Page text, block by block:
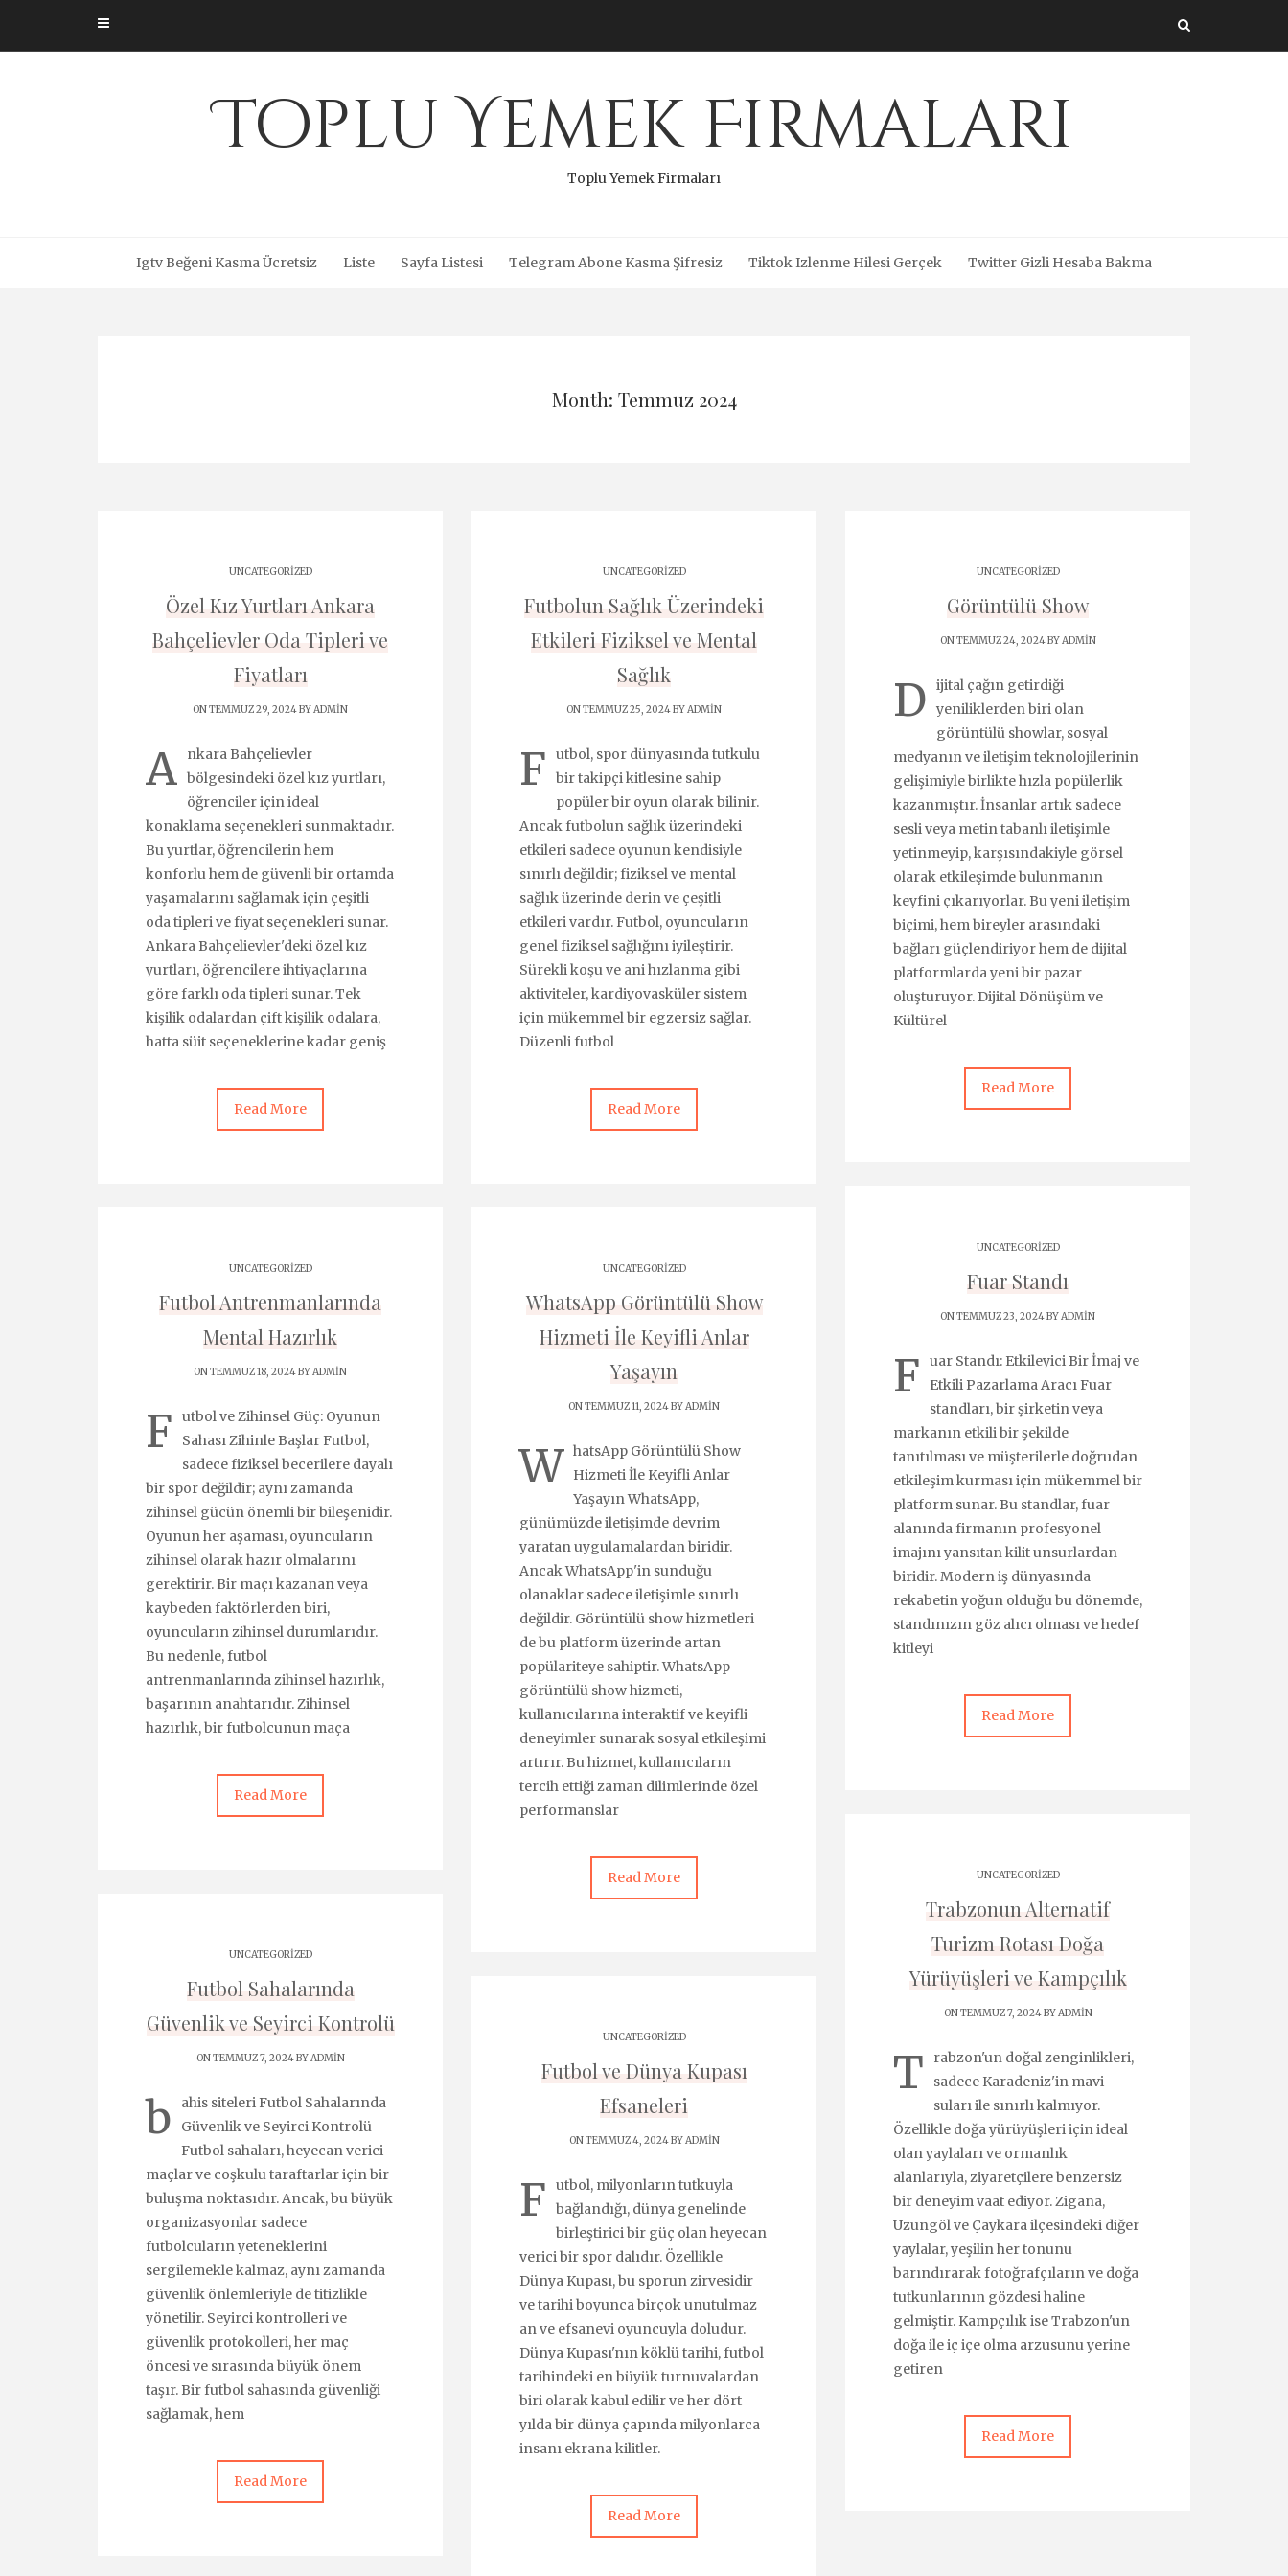
content
Toplu Yemek Firmaları
Toplu Yemek Firmaları
Igtv Beğeni Kasma Ücretsiz Liste Sayfa Listesi Telegram Abone Kasma Şifresiz Tiktok Izlenme Hilesi Gerçek Twitter Gizli Hesaba Bakma
Month: Temmuz 2024
UNCATEGORIZED
Özel Kız Yurtları Ankara
Bahçelievler Oda Tipleri ve
Fiyatları
ON TEMMUZ 29, 2024 BYADMIN
A
nkara Bahçelievler
bölgesindeki özel kız yurtları,
öğrenciler için ideal
konaklama seçenekleri sunmaktadır.
Bu yurtlar, öğrencilerin hem
konforlu hem de güvenli bir ortamda
yaşamalarını sağlamak için çeşitli
oda tipleri ve fiyat seçenekleri sunar.
Ankara Bahçelievler'deki özel kız
yurtları, öğrencilere ihtiyaçlarına
göre farklı oda tipleri sunar. Tek
kişilik odalardan çift kişilik odalara,
hatta süit seçeneklerine kadar geniş
Read More
UNCATEGORIZED
Futbolun Sağlık Üzerindeki
Etkileri Fiziksel ve Mental
Sağlık
ON TEMMUZ 25, 2024 BYADMIN
F
utbol, spor dünyasında tutkulu
bir takipçi kitlesine sahip
popüler bir oyun olarak bilinir.
Ancak futbolun sağlık üzerindeki
etkileri sadece oyunun kendisiyle
sınırlı değildir; fiziksel ve mental
sağlık üzerinde derin ve çeşitli
etkileri vardır. Futbol, oyuncuların
genel fiziksel sağlığını iyileştirir.
Sürekli koşu ve ani hızlanma gibi
aktiviteler, kardiyovasküler sistem
için mükemmel bir egzersiz sağlar.
Düzenli futbol
Read More
UNCATEGORIZED
Görüntülü Show
ON TEMMUZ 24, 2024 BYADMIN
D
ijital çağın getirdiği
yeniliklerden biri olan
görüntülü showlar, sosyal
medyanın ve iletişim teknolojilerinin
gelişimiyle birlikte hızla popülerlik
kazanmıştır. İnsanlar artık sadece
sesli veya metin tabanlı iletişimle
yetinmeyip, karşısındakiyle görsel
olarak etkileşimde bulunmanın
keyfini çıkarıyorlar. Bu yeni iletişim
biçimi, hem bireyler arasındaki
bağları güçlendiriyor hem de dijital
platformlarda yeni bir pazar
oluşturuyor. Dijital Dönüşüm ve
Kültürel
Read More
UNCATEGORIZED
Fuar Standı
ON TEMMUZ 23, 2024 BYADMIN
F
uar Standı: Etkileyici Bir İmaj ve
Etkili Pazarlama Aracı Fuar
standları, bir şirketin veya
markanın etkili bir şekilde
tanıtılması ve müşterilerle doğrudan
etkileşim kurması için mükemmel bir
platform sunar. Bu standlar, fuar
alanında firmanın profesyonel
imajını yansıtan kilit unsurlardan
biridir. Modern iş dünyasında
rekabetin yoğun olduğu bu dönemde,
standınızın göz alıcı olması ve hedef
kitleyi
Read More
UNCATEGORIZED
Futbol Antrenmanlarında
Mental Hazırlık
ON TEMMUZ 18, 2024 BYADMIN
F
utbol ve Zihinsel Güç: Oyunun
Sahası Zihinle Başlar Futbol,
sadece fiziksel becerilere dayalı
bir spor değildir; aynı zamanda
zihinsel gücün önemli bir bileşenidir.
Oyunun her aşaması, oyuncuların
zihinsel olarak hazır olmalarını
gerektirir. Bir maçı kazanan veya
kaybeden faktörlerden biri,
oyuncuların zihinsel durumlarıdır.
Bu nedenle, futbol
antrenmanlarında zihinsel hazırlık,
başarının anahtarıdır. Zihinsel
hazırlık, bir futbolcunun maça
Read More
UNCATEGORIZED
WhatsApp Görüntülü Show
Hizmeti İle Keyifli Anlar
Yaşayın
ON TEMMUZ 11, 2024 BYADMIN
W hatsApp Görüntülü Show
Hizmeti İle Keyifli Anlar
Yaşayın WhatsApp,
günümüzde iletişimde devrim
yaratan uygulamalardan biridir.
Ancak WhatsApp'in sunduğu
olanaklar sadece iletişimle sınırlı
değildir. Görüntülü show hizmetleri
de bu platform üzerinde artan
popülariteye sahiptir. WhatsApp
görüntülü show hizmeti,
kullanıcılarına interaktif ve keyifli
deneyimler sunarak sosyal etkileşimi
artırır. Bu hizmet, kullanıcıların
tercih ettiği zaman dilimlerinde özel
performanslar
Read More UNCATEGORIZED
Trabzonun Alternatif
Turizm Rotası Doğa
Yürüyüşleri ve Kampçılık
ON TEMMUZ 7, 2024 BYADMIN
T
rabzon'un doğal zenginlikleri,
sadece Karadeniz'in mavi
suları ile sınırlı kalmıyor.
Özellikle doğa yürüyüşleri için ideal
olan yaylaları ve ormanlık
alanlarıyla, ziyaretçilere benzersiz
bir deneyim vaat ediyor. Zigana,
Uzungöl ve Çaykara ilçesindeki diğer
yaylalar, yeşilin her tonunu
barındırarak fotoğrafçıların ve doğa
tutkunlarının gözdesi haline
gelmiştir. Kampçılık ise Trabzon'un
doğa ile iç içe olma arzusunu yerine
getiren
Read More
UNCATEGORIZED
Futbol Sahalarında
Güvenlik ve Seyirci Kontrolü
ON TEMMUZ 7, 2024 BYADMIN
b
ahis siteleri Futbol Sahalarında
Güvenlik ve Seyirci Kontrolü
Futbol sahaları, heyecan verici
maçlar ve coşkulu taraftarlar için bir
buluşma noktasıdır. Ancak, bu büyük
organizasyonlar sadece
futbolcuların yeteneklerini
sergilemekle kalmaz, aynı zamanda
güvenlik önlemleriyle de titizlikle
yönetilir. Seyirci kontrolleri ve
güvenlik protokolleri, her maç
öncesi ve sırasında büyük önem
taşır. Bir futbol sahasında güvenliği
sağlamak, hem
Read More
UNCATEGORIZED
Futbol ve Dünya Kupası
Efsaneleri
ON TEMMUZ 4, 2024 BYADMIN
F
utbol, milyonların tutkuyla
bağlandığı, dünya genelinde
birleştirici bir güç olan heyecan
verici bir spor dalıdır. Özellikle
Dünya Kupası, bu sporun zirvesidir
ve tarihi boyunca birçok unutulmaz
an ve efsanevi oyuncuyla doludur.
Dünya Kupası'nın köklü tarihi, futbol
tarihindeki en büyük turnuvalardan
biri olarak kabul edilir ve her dört
yılda bir dünya çapında milyonlarca
insanı ekrana kilitler.
Read More